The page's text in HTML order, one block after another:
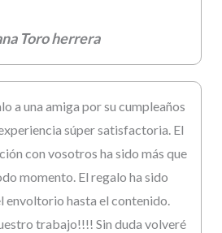
Toro herrera
a una amiga por su cumpleaños
súper satisfactoria. El
con vosotros ha sido más que
momento. El regalo ha sido
envoltorio hasta el contenido.
trabajo!!!! Sin duda volveré